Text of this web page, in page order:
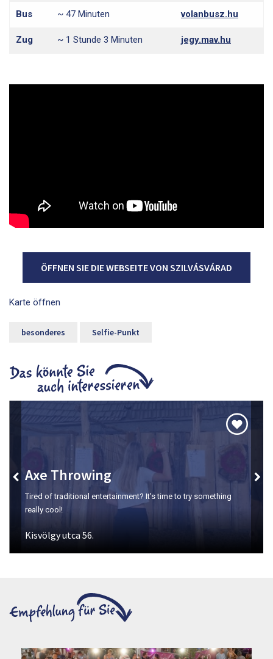
Bus ~ 47 Minuten volanbusz.hu
Zug ~ 1 Stunde 3 Minuten jegy.mav.hu
ÖFFNEN SIE DIE WEBSEITE VON SZILVÁSVÁRAD
Karte öffnen
besonderes Selfie-Punkt
Axe Throwing
Tired of traditional entertainment? It's time to try something
really cool!
Kisvölgy utca 56.